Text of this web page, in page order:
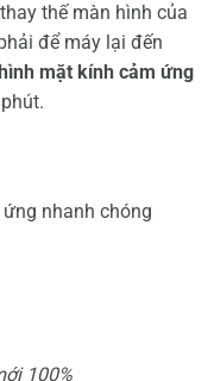
thế màn hình của
để máy lại đến
mặt kính cảm ứng
nhanh chóng
100%